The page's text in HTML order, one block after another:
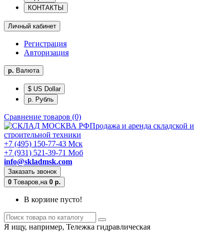
КОНТАКТЫ
Личный кабинет
Регистрация
Авторизация
р. Валюта
$ US Dollar
р. Рубль
Сравнение товаров (0)
Продажа и аренда складской и
строительной техники
+7 (495) 150-77-43 Мск
+7 (931) 521-39-71 Моб
info@skladmsk.com
Заказать звонок
0 Tоваров,на 0 р.
В корзине пусто!
Я ищу, например, Тележка гидравлическая